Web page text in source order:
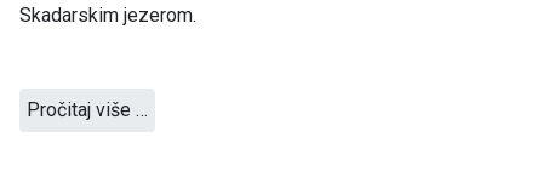
Skadarskim jezerom.
Pročitaj više …